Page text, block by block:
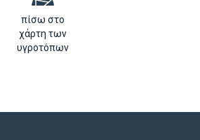
πίσω στο
χάρτη των
υγροτόπων